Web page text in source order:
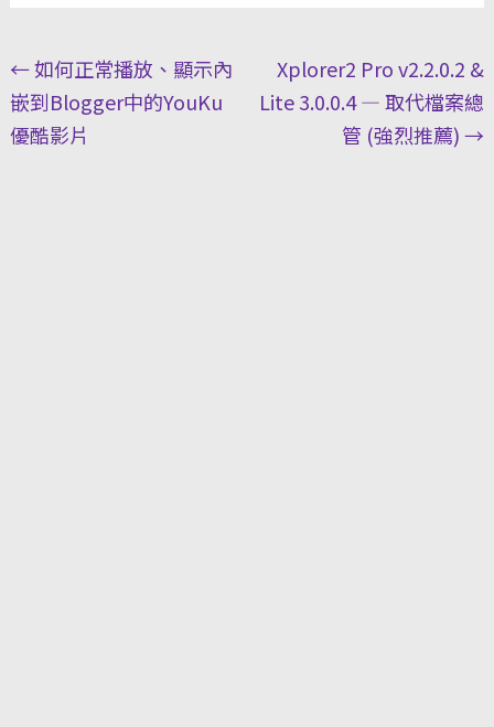
Post
navigation
←如何正常播放、顯示內
嵌到Blogger中的YouKu
優酷影片
Xplorer2 Pro v2.2.0.2 &
Lite 3.0.0.4 — 取代檔案總
管 (強烈推薦)→